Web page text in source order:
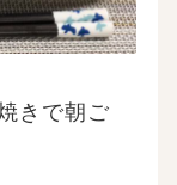
きで朝ご